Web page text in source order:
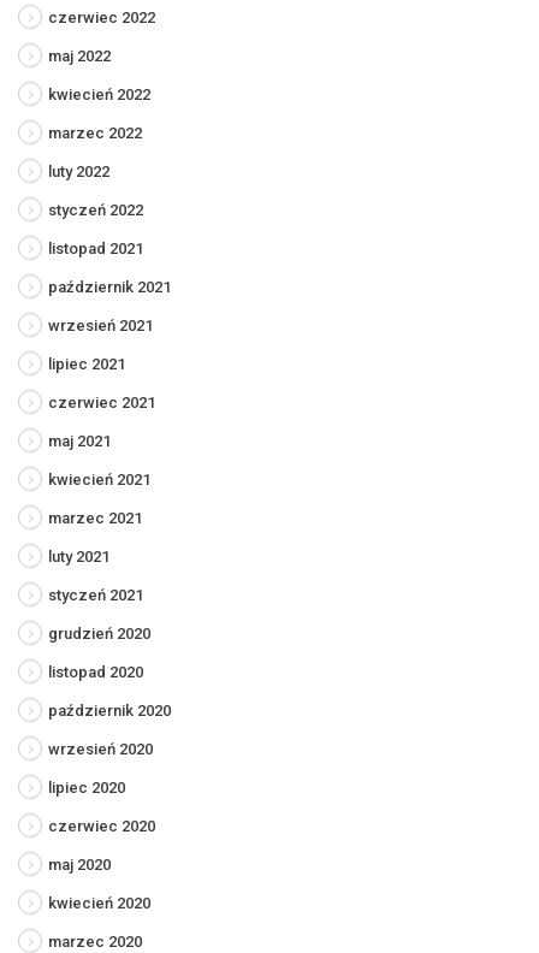
czerwiec 2022
maj 2022
kwiecień 2022
marzec 2022
luty 2022
styczeń 2022
listopad 2021
październik 2021
wrzesień 2021
lipiec 2021
czerwiec 2021
maj 2021
kwiecień 2021
marzec 2021
luty 2021
styczeń 2021
grudzień 2020
listopad 2020
październik 2020
wrzesień 2020
lipiec 2020
czerwiec 2020
maj 2020
kwiecień 2020
marzec 2020